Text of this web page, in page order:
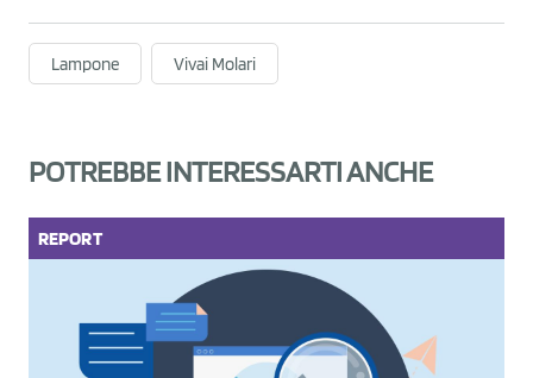
Lampone Vivai Molari
POTREBBE INTERESSARTI ANCHE
REPORT